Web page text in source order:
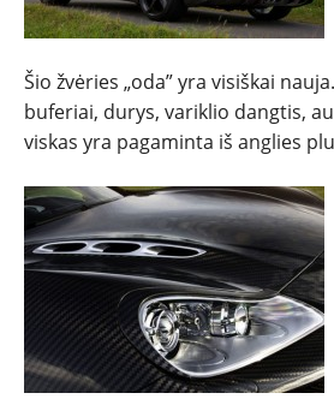
Šio žvėries „oda” yra visiškai
buferiai, durys, variklio dangtis,
viskas yra pagaminta iš anglies